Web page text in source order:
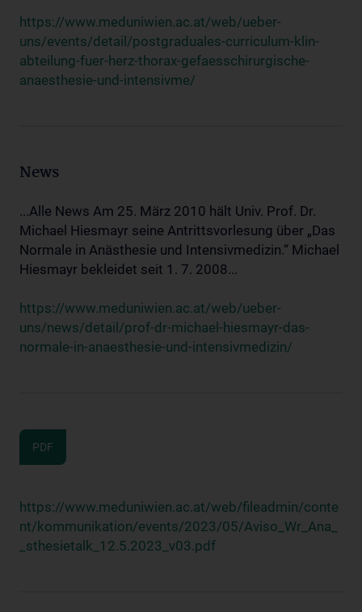
https://www.meduniwien.ac.at/web/ueber-
uns/events/detail/postgraduales-curriculum-klin-
abteilung-fuer-herz-thorax-gefaesschirurgische-
anaesthesie-und-intensivme/
News
...Alle News Am 25. März 2010 hält Univ. Prof. Dr.
Michael Hiesmayr seine Antrittsvorlesung über „Das
Normale in Anästhesie und Intensivmedizin.“ Michael
Hiesmayr bekleidet seit 1. 7. 2008...
https://www.meduniwien.ac.at/web/ueber-
uns/news/detail/prof-dr-michael-hiesmayr-das-
normale-in-anaesthesie-und-intensivmedizin/
PDF
https://www.meduniwien.ac.at/web/fileadmin/conte
nt/kommunikation/events/2023/05/Aviso_Wr_Ana_
_sthesietalk_12.5.2023_v03.pdf